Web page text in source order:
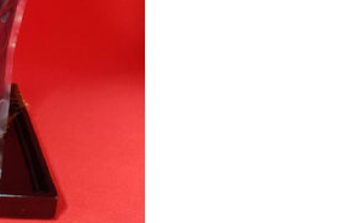
優のコメントがオンエア！
※村上てつや、酒井雄二、北山陽一のコメントがオンエア！
沢 薫、安岡 優のコメントがオンエア！
、安岡 優のコメントがオンエア！
※黒沢 薫、安岡 優のコメントがオンエア！
メントがオンエア！
bangumi/tokohapi/archive/latest ※村上てつや、酒井雄二、北山
トがオンエア！
、安岡 優のコメントがオンエア！
?dj=uomi ※村上てつや、酒井雄二、北山陽一のコメントがオンエア
yRNA2/ ※放送後からまでTVerで配信あり
program/goodlife/ ※村上てつや、酒井雄二、北山陽一のコメントが
■放送日時 〜24:30 https://www.tbs.co.jp/tbs-ch/series/yRNA2/